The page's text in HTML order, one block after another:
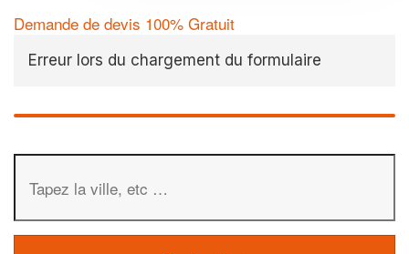
Demande de devis 100% Gratuit
Erreur lors du chargement du formulaire